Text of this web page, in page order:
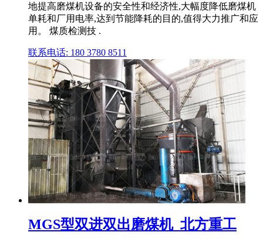
地提高磨煤机设备的安全性和经济性,大幅度降低磨煤机
单耗和厂用电率,达到节能降耗的目的,值得大力推广和应
用。 煤质检测技 .
联系电话: 180 3780 8511
MGS型双进双出磨煤机_北方重工